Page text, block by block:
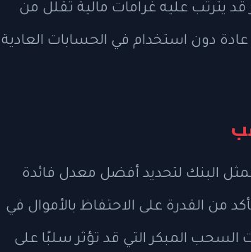
قد يترتب عليه غرامات مالية تقلل من
عادة دون استخدام في الحسابات العادية
البنك لتحديد أفضل معدل فائدة
من القدرة على الاحتفاظ بالأموال في
المبكر التي قد تؤثر سلبًا على